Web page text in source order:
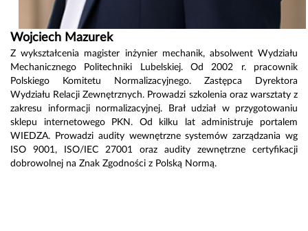
Wojciech Mazurek
Z wykształcenia magister inżynier mechanik, absolwent Wydziału
Mechanicznego Politechniki Lubelskiej. Od 2002 r. pracownik
Polskiego Komitetu Normalizacyjnego. Zastępca Dyrektora
Wydziału Relacji Zewnętrznych. Prowadzi szkolenia oraz warsztaty z
zakresu informacji normalizacyjnej. Brał udział w przygotowaniu
sklepu internetowego PKN. Od kilku lat administruje portalem
WIEDZA. Prowadzi audity wewnętrzne systemów zarządzania wg
ISO 9001, ISO/IEC 27001 oraz audity zewnętrzne certyfikacji
dobrowolnej na Znak Zgodności z Polską Normą.